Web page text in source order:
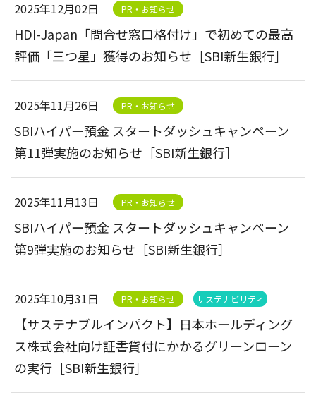
2025年12月02日 PR・お知らせ
HDI-Japan「問合せ窓口格付け」で初めての最高
評価「三つ星」獲得のお知らせ［SBI新生銀行］
2025年11月26日 PR・お知らせ
SBIハイパー預金 スタートダッシュキャンペーン
第11弾実施のお知らせ［SBI新生銀行］
2025年11月13日 PR・お知らせ
SBIハイパー預金 スタートダッシュキャンペーン
第9弾実施のお知らせ［SBI新生銀行］
2025年10月31日 PR・お知らせ サステナビリティ
【サステナブルインパクト】日本ホールディング
ス株式会社向け証書貸付にかかるグリーンローン
の実行［SBI新生銀行］